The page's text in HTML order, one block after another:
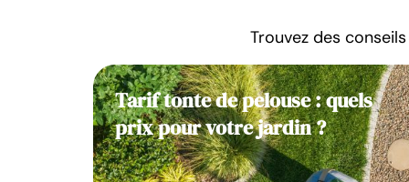
Trouvez des
Tarif tonte de pelouse : quels
prix pour votre jardin ?